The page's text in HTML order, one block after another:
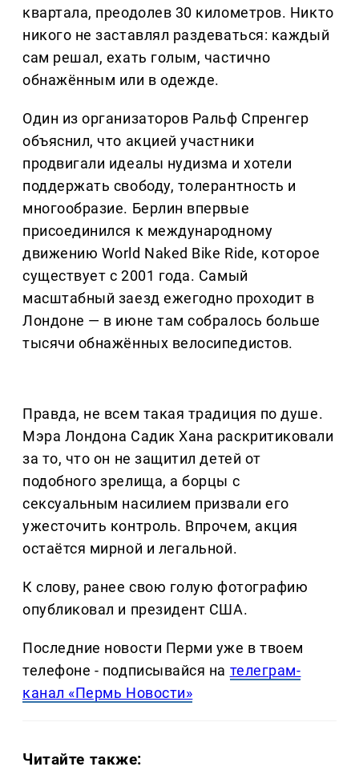
квартала, преодолев 30 километров. Никто
никого не заставлял раздеваться: каждый
сам решал, ехать голым, частично
обнажённым или в одежде.
Один из организаторов Ральф Спренгер
объяснил, что акцией участники
продвигали идеалы нудизма и хотели
поддержать свободу, толерантность и
многообразие. Берлин впервые
присоединился к международному
движению World Naked Bike Ride, которое
существует с 2001 года. Самый
масштабный заезд ежегодно проходит в
Лондоне — в июне там собралось больше
тысячи обнажённых велосипедистов.
Правда, не всем такая традиция по душе.
Мэра Лондона Садик Хана раскритиковали
за то, что он не защитил детей от
подобного зрелища, а борцы с
сексуальным насилием призвали его
ужесточить контроль. Впрочем, акция
остаётся мирной и легальной.
К слову, ранее свою голую фотографию
опубликовал и президент США.
Последние новости Перми уже в твоем
телефоне - подписывайся на телеграм-
канал «Пермь Новости»
Читайте также: